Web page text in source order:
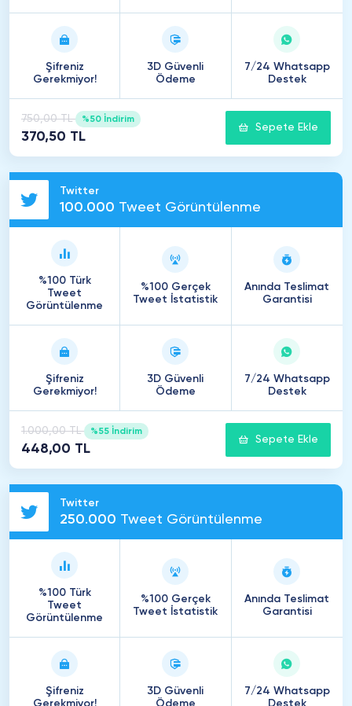
Şifreniz
Gerekmiyor!
3D Güvenli
Ödeme
7/24 Whatsapp
Destek
750,00 TL %50 İndirim
370,50 TL
Sepete Ekle
Twitter
100.000 Tweet Görüntülenme
%100 Türk
Tweet
Görüntülenme
%100 Gerçek
Tweet İstatistik
Anında Teslimat
Garantisi
Şifreniz
Gerekmiyor!
3D Güvenli
Ödeme
7/24 Whatsapp
Destek
1.000,00 TL %55 İndirim
448,00 TL
Sepete Ekle
Twitter
250.000 Tweet Görüntülenme
%100 Türk
Tweet
Görüntülenme
%100 Gerçek
Tweet İstatistik
Anında Teslimat
Garantisi
Şifreniz
Gerekmiyor!
3D Güvenli
Ödeme
7/24 Whatsapp
Destek